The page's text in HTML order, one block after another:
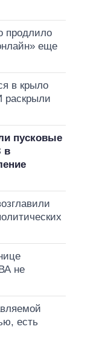
продлило
еще
в крыло
раскрыли
пусковые
в
не
есть